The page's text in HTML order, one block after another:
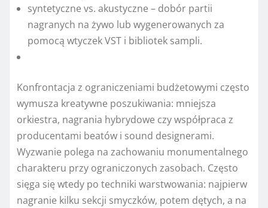
syntetyczne vs. akustyczne – dobór partii
nagranych na żywo lub wygenerowanych za
pomocą wtyczek VST i bibliotek sampli.
Konfrontacja z ograniczeniami budżetowymi często
wymusza kreatywne poszukiwania: mniejsza
orkiestra, nagrania hybrydowe czy współpraca z
producentami beatów i sound designerami.
Wyzwanie polega na zachowaniu monumentalnego
charakteru przy ograniczonych zasobach. Często
sięga się wtedy po techniki warstwowania: najpierw
nagranie kilku sekcji smyczków, potem dętych, a na